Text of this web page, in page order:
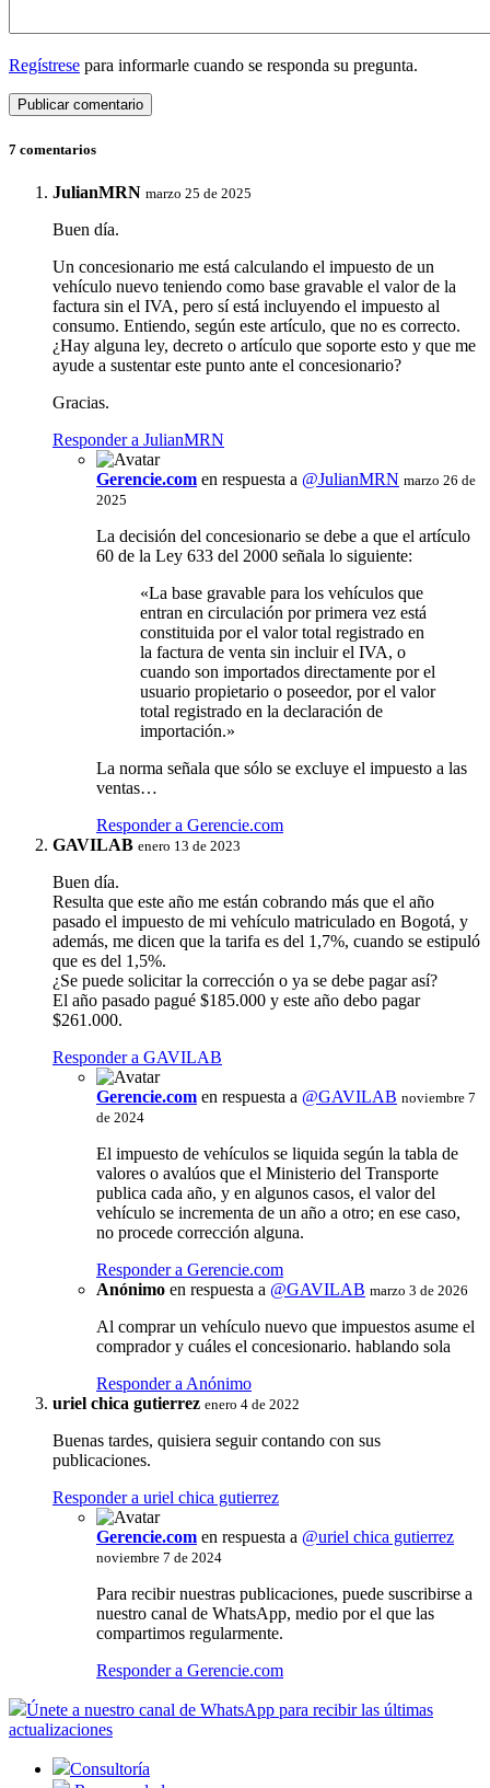
Regístrese para informarle cuando se responda su pregunta.
7 comentarios
JulianMRN marzo 25 de 2025
Buen día.
Un concesionario me está calculando el impuesto de un
vehículo nuevo teniendo como base gravable el valor de la
factura sin el IVA, pero sí está incluyendo el impuesto al
consumo. Entiendo, según este artículo, que no es correcto.
¿Hay alguna ley, decreto o artículo que soporte esto y que me
ayude a sustentar este punto ante el concesionario?
Gracias.
Responder a JulianMRN
Gerencie.com en respuesta a @JulianMRN marzo 26 de
2025
La decisión del concesionario se debe a que el artículo
60 de la Ley 633 del 2000 señala lo siguiente:
«La base gravable para los vehículos que
entran en circulación por primera vez está
constituida por el valor total registrado en
la factura de venta sin incluir el IVA, o
cuando son importados directamente por el
usuario propietario o poseedor, por el valor
total registrado en la declaración de
importación.»
La norma señala que sólo se excluye el impuesto a las
ventas…
Responder a Gerencie.com
GAVILAB enero 13 de 2023
Buen día.
Resulta que este año me están cobrando más que el año
pasado el impuesto de mi vehículo matriculado en Bogotá, y
además, me dicen que la tarifa es del 1,7%, cuando se estipuló
que es del 1,5%.
¿Se puede solicitar la corrección o ya se debe pagar así?
El año pasado pagué $185.000 y este año debo pagar
$261.000.
Responder a GAVILAB
Gerencie.com en respuesta a @GAVILAB noviembre 7
de 2024
El impuesto de vehículos se liquida según la tabla de
valores o avalúos que el Ministerio del Transporte
publica cada año, y en algunos casos, el valor del
vehículo se incrementa de un año a otro; en ese caso,
no procede corrección alguna.
Responder a Gerencie.com
Anónimo en respuesta a @GAVILAB marzo 3 de 2026
Al comprar un vehículo nuevo que impuestos asume el
comprador y cuáles el concesionario. hablando sola
Responder a Anónimo
uriel chica gutierrez enero 4 de 2022
Buenas tardes, quisiera seguir contando con sus
publicaciones.
Responder a uriel chica gutierrez
Gerencie.com en respuesta a @uriel chica gutierrez
noviembre 7 de 2024
Para recibir nuestras publicaciones, puede suscribirse a
nuestro canal de WhatsApp, medio por el que las
compartimos regularmente.
Responder a Gerencie.com
Únete a nuestro canal de WhatsApp para recibir las últimas
actualizaciones
Consultoría